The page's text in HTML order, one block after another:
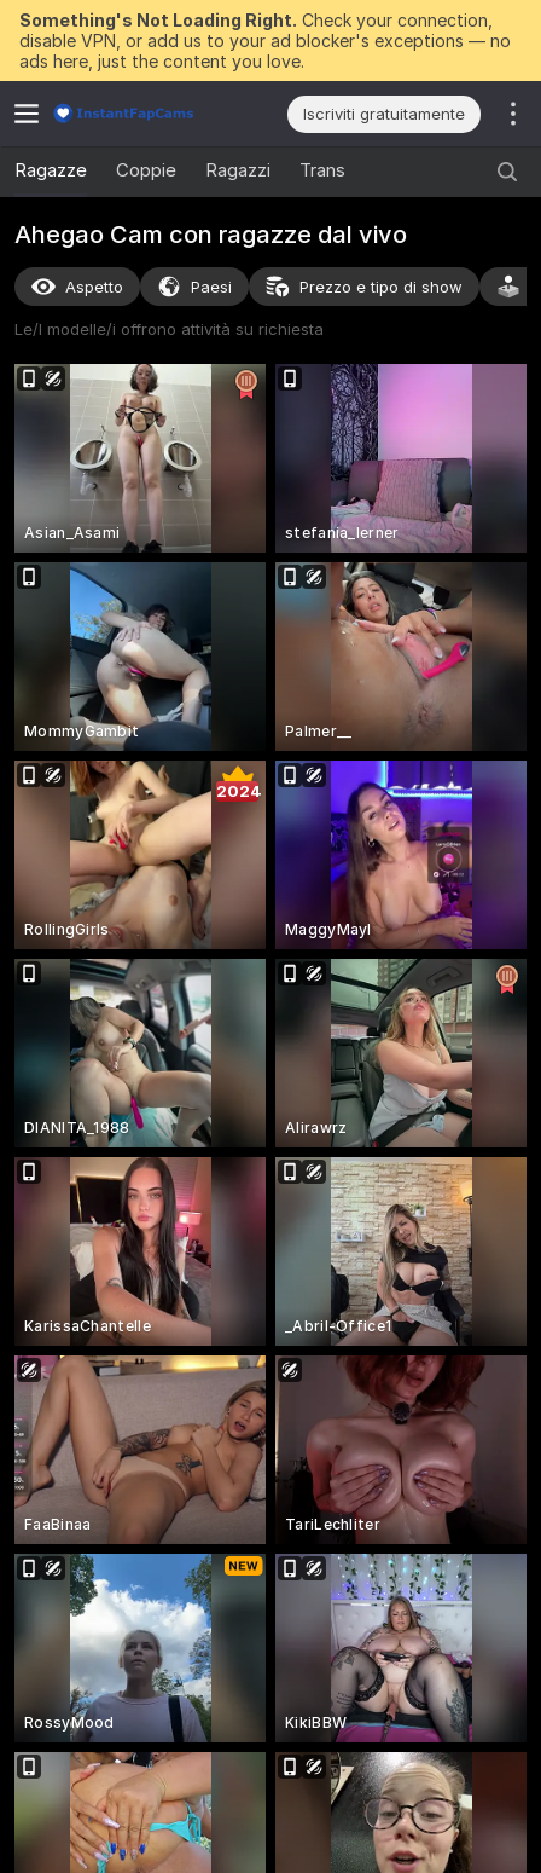
Something's Not Loading Right. Check your connection,
disable VPN, or add us to your ad blocker's exceptions — no
ads here, just the content you love.
Iscriviti gratuitamente
Ragazze Coppie Ragazzi Trans
Ahegao Cam con ragazze dal vivo
Aspetto Paesi Prezzo e tipo di show
Le/I modelle/i offrono attività su richiesta
Asian_Asami stefania_lerner
MommyGambit Palmer__
2024
RollingGirls MaggyMayI
DIANITA_1988 Alirawrz
KarissaChantelle _Abril-Office1
FaaBinaa TariLechliter
RossyMood KikiBBW